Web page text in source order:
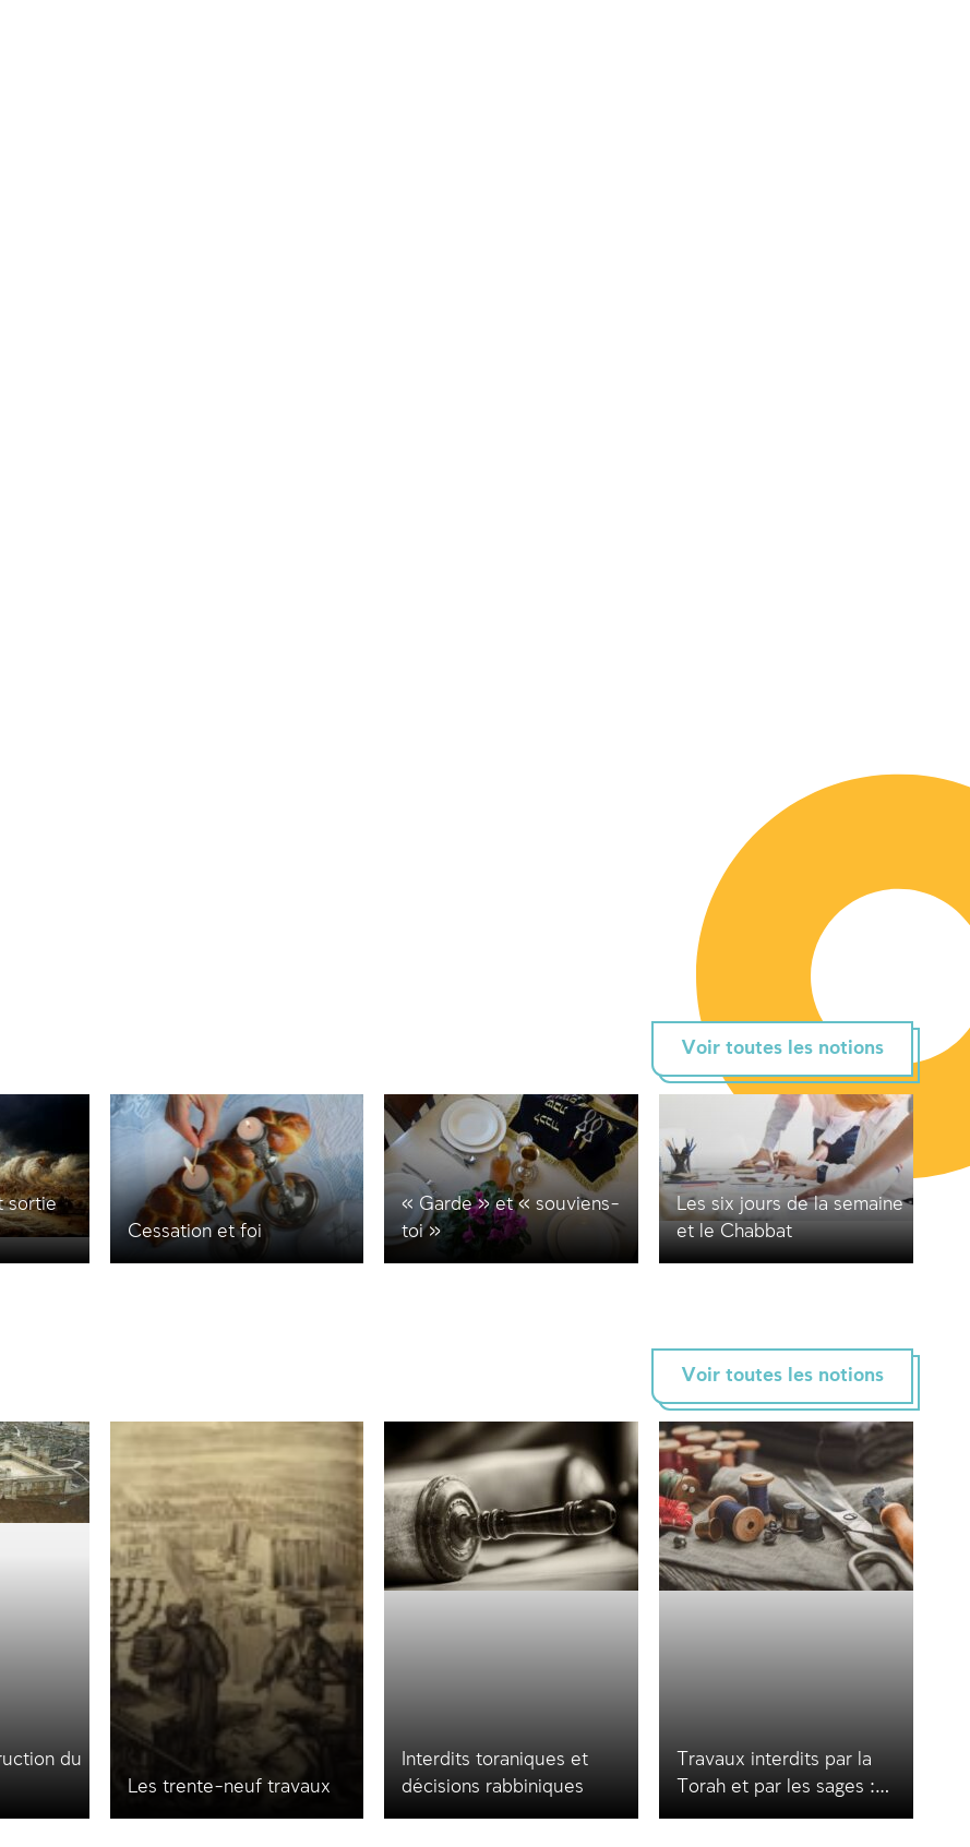
Voir toutes les notions
sortie
Cessation et foi
« Garde » et « souviens-
toi »
Les six jours de la semaine
et le Chabbat
Voir toutes les notions
du
Les trente-neuf travaux
Interdits toraniques et
décisions rabbiniques
Travaux interdits par la
Torah et par les sages :
principes